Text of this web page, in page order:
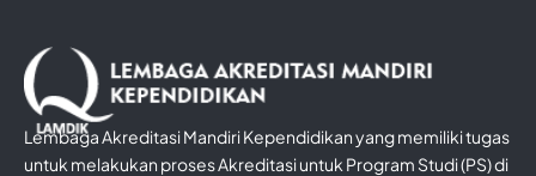
Lembaga Akreditasi Mandiri Kependidikan yang memiliki tugas
untuk melakukan proses Akreditasi untuk Program Studi (PS) di